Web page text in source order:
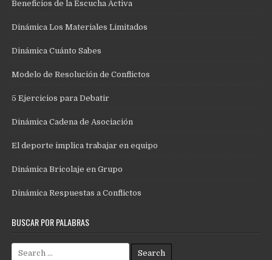
Beneficios de la Escucha Activa
Dinámica Los Materiales Limitados
Dinámica Cuánto Sabes
Modelo de Resolución de Conflictos
5 Ejercicios para Debatir
Dinámica Cadena de Asociación
El deporte implica trabajar en equipo
Dinámica Bricolaje en Grupo
Dinámica Respuestas a Conflictos
BUSCAR POR PALABRAS
Search